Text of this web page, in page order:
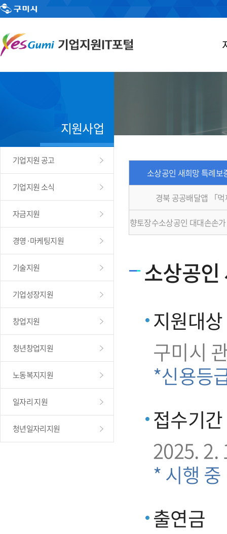
지원사업
기업지원 공고
기업지원 소식
자금지원
경영·마케팅지원
기술지원
기업성장지원
창업지원
청년창업지원
노동복지지원
일자리 지원
청년일자리지원
소상공인 새희망 특례보
경북 공공배달앱 「
향토장수소상공인 대대손손
소상공
지원대상
구미시
*신용등
접수기간
2025. 2.
* 시행 중
출연금